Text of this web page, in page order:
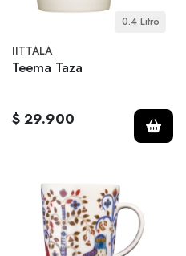
0.4 Litro
IITTALA
Teema Taza
$ 29.900